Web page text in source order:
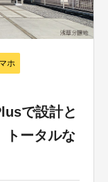
ホ
で設計と
トータルな